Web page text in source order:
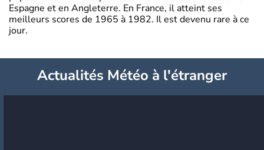
Espagne et en Angleterre. En France, il atteint ses
meilleurs scores de 1965 à 1982. Il est devenu rare à ce
jour.
Actualités Météo à l'étranger